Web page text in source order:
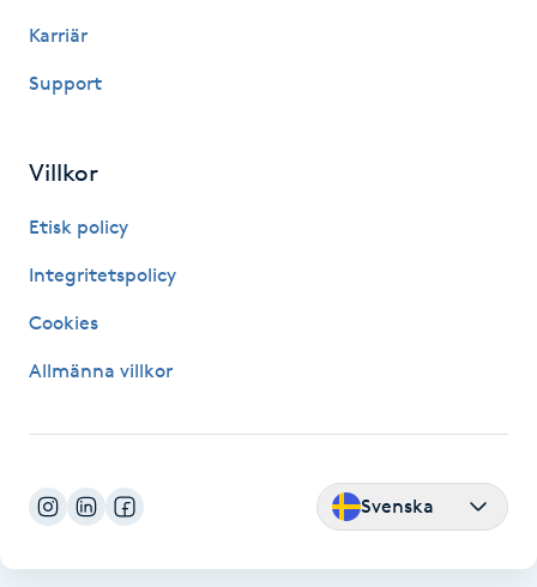
Kinesiologi
Kiropraktik
Klangmassage
Klippning ungdom
Karriär
Support
Villkor
Etisk policy
Integritetspolicy
Cookies
Allmänna villkor
Svenska